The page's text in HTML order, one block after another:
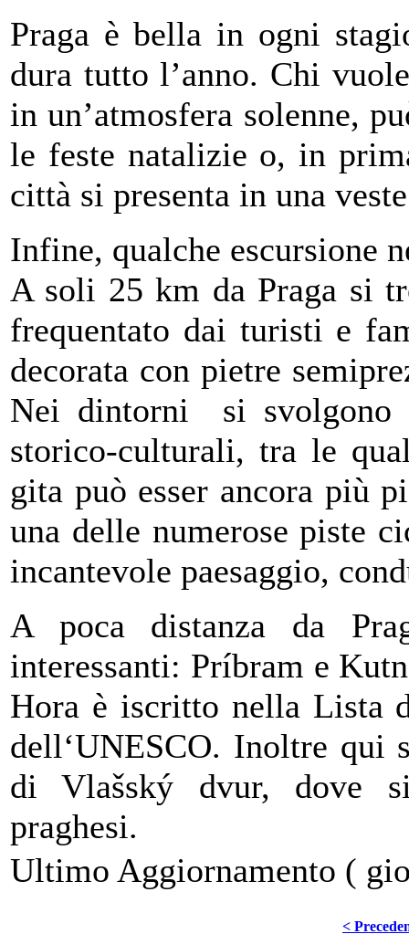
Praga è bella in ogni
dura tutto l’anno. Chi
in un’atmosfera solenne,
le feste natalizie o, in
città si presenta in una
Infine, qualche escursione
A soli 25 km da Praga si
frequentato dai turisti e
decorata con pietre
Nei dintorni si svolgono
storico-culturali, tra le
gita può esser ancora più
una delle numerose piste
incantevole paesaggio,
A poca distanza da
interessanti: Príbram e
Hora è iscritto nella Lista
dell‘UNESCO. Inoltre qui
di Vlašský dvur, dove
praghesi.
Ultimo Aggiornamento (
<